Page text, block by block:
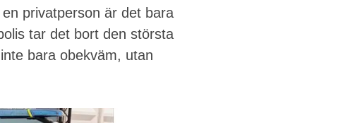
privatperson är det bara
tar det bort den största
bara obekväm, utan